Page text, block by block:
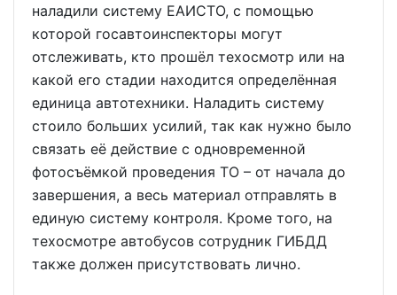
наладили систему ЕАИСТО, с помощью
которой госавтоинспекторы могут
отслеживать, кто прошёл техосмотр или на
какой его стадии находится определённая
единица автотехники. Наладить систему
стоило больших усилий, так как нужно было
связать её действие с одновременной
фотосъёмкой проведения ТО – от начала до
завершения, а весь материал отправлять в
единую систему контроля. Кроме того, на
техосмотре автобусов сотрудник ГИБДД
также должен присутствовать лично.